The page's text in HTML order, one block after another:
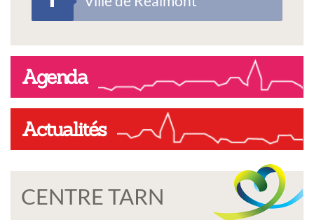
Agenda
Actualités
CENTRE TARN